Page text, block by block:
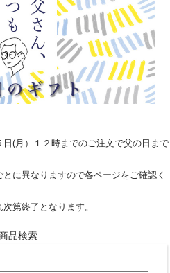
(月）１２時までのご注文で父の日まで
に異なりますので各ページをご確認く
第終了となります。
品検索